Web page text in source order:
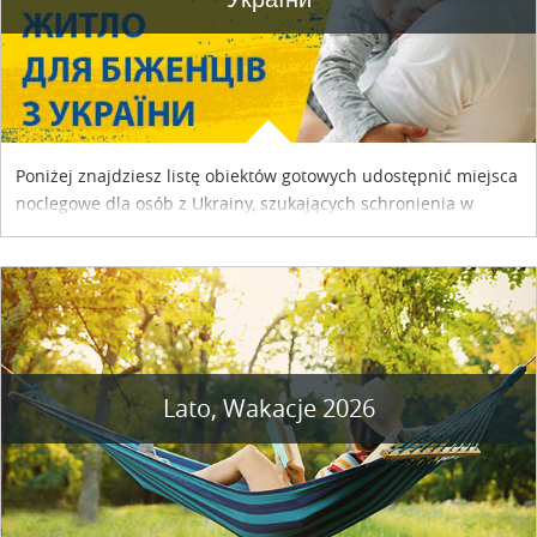
Poniżej znajdziesz listę obiektów gotowych udostępnić miejsca
noclegowe dla osób z Ukrainy, szukających schronienia w
Lato, Wakacje 2026